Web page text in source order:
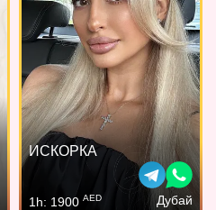
ИСКОРКА
1h: 1900 AED Дубай